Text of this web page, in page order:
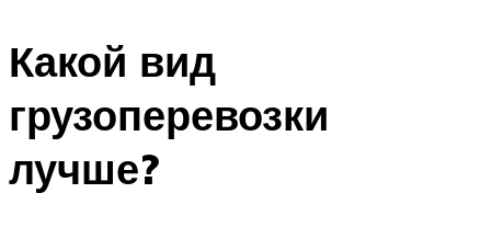
Какой вид
грузоперевозки
лучше?